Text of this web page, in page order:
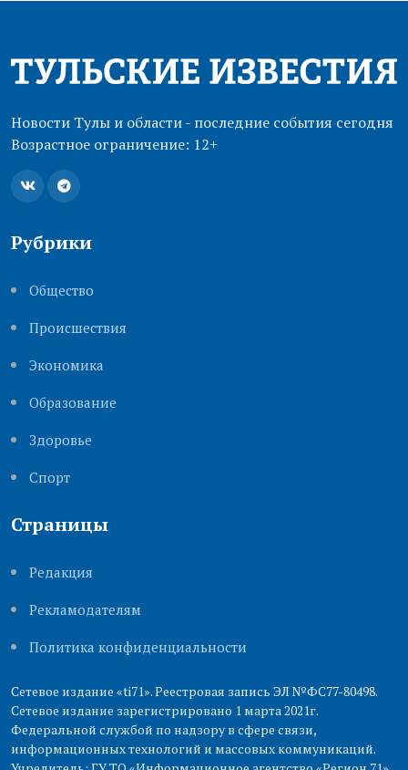
Новости Тулы и области - последние события сегодня
Возрастное ограничение: 12+
Рубрики
Общество
Происшествия
Экономика
Образование
Здоровье
Cпорт
Страницы
Редакция
Рекламодателям
Политика конфиденциальности
Сетевое издание «ti71». Реестровая запись ЭЛ №ФС77-80498.
Сетевое издание зарегистрировано 1 марта 2021г.
Федеральной службой по надзору в сфере связи,
информационных технологий и массовых коммуникаций.